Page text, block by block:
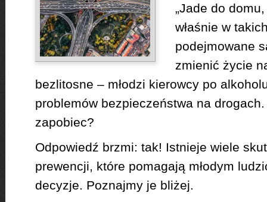
„Jade do
właśnie w
podejmowane
zmienić życie
bezlitosne – młodzi kierowcy po
problemów bezpieczeństwa na
zapobiec?
Odpowiedź brzmi: tak! Istnieje wiele
prewencji, które pomagają młodym
decyzje. Poznajmy je bliżej.